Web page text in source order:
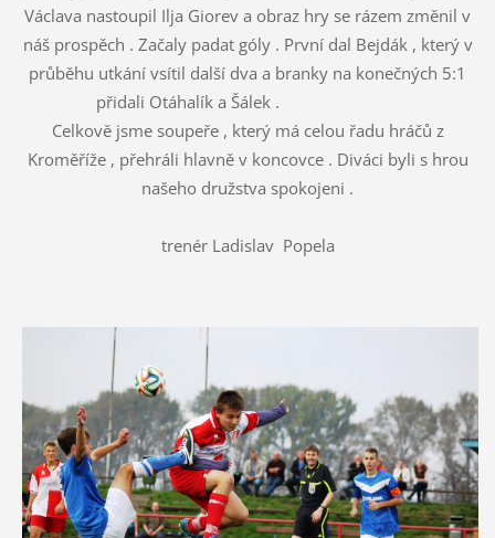
Václava nastoupil Ilja Giorev a obraz hry se rázem změnil v
náš prospěch . Začaly padat góly . První dal Bejdák , který v
průběhu utkání vsítil další dva a branky na konečných 5:1
přidali Otáhalík a Šálek .
Celkově jsme soupeře , který má celou řadu hráčů z
Kroměříže , přehráli hlavně v koncovce . Diváci byli s hrou
našeho družstva spokojeni .
trenér Ladislav Popela